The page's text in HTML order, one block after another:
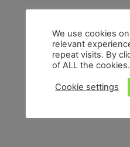
We use cookies
relevant
repeat visits. By
of ALL the cookies.
Cookie settings